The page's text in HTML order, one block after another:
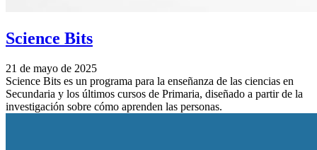
Science Bits
21 de mayo de 2025
Science Bits es un programa para la enseñanza de las ciencias en
Secundaria y los últimos cursos de Primaria, diseñado a partir de la
investigación sobre cómo aprenden las personas.